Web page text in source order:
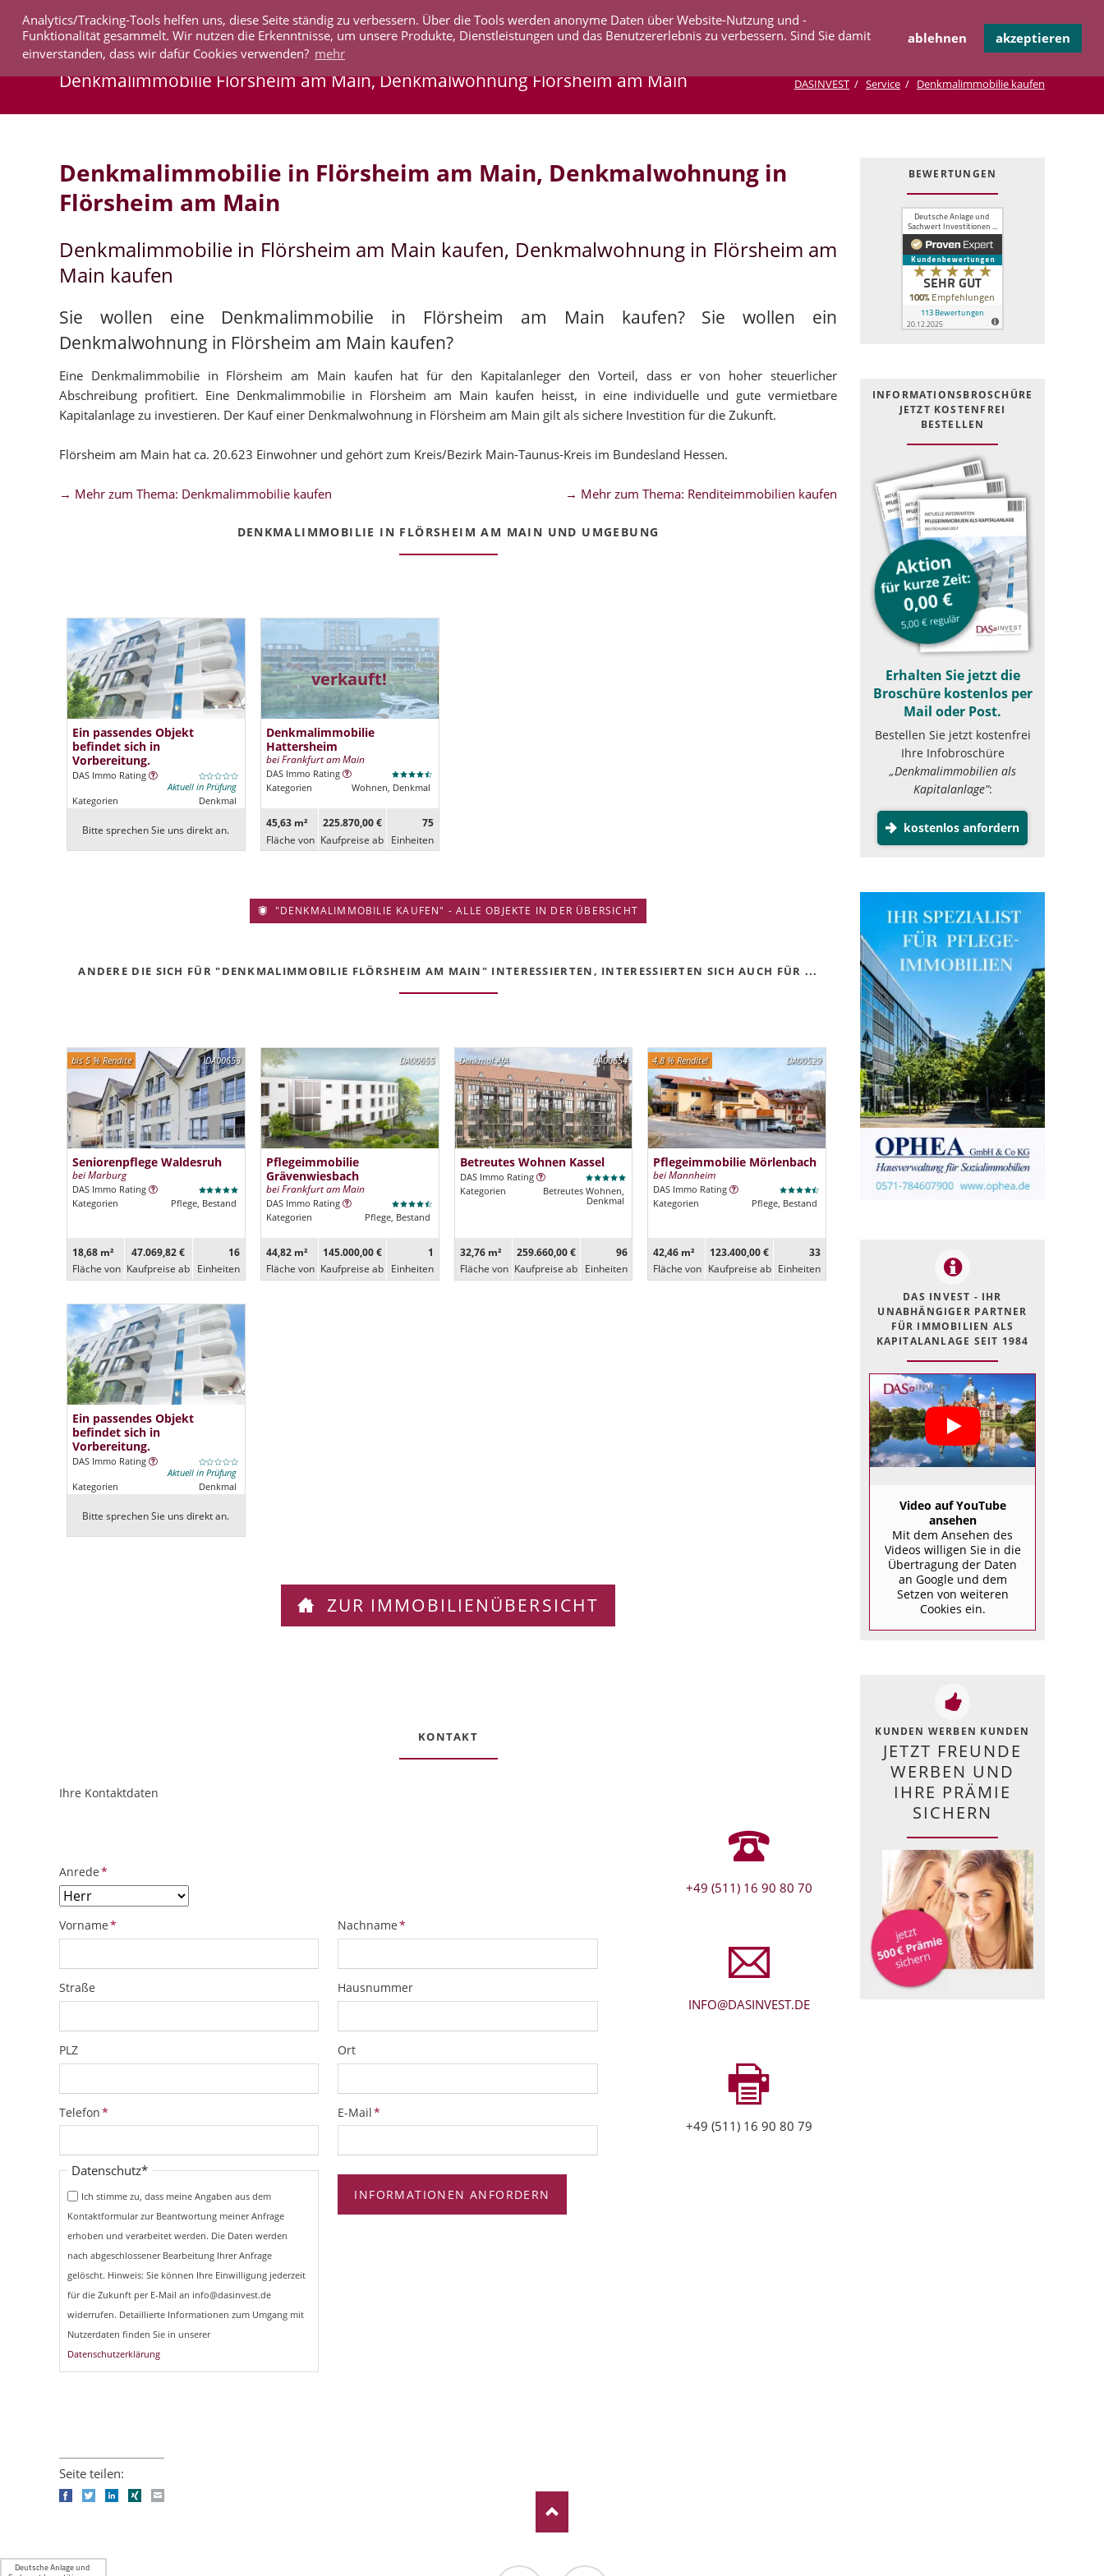
Analytics/Tracking-Tools helfen uns, diese Seite ständig zu verbessern. Über die Tools werden anonyme Daten über Website-Nutzung und -
Funktionalität gesammelt. Wir nutzen die Erkenntnisse, um unsere Produkte, Dienstleistungen und das Benutzererlebnis zu verbessern. Sind Sie damit
einverstanden, dass wir dafür Cookies verwenden? mehr
ablehnen akzeptieren
überspringen
IMMOBILIEN AKTUELLES UNTERNEHMEN SERVICE KOOPERATION KONTAKT
Denkmalimmobilie Flörsheim am Main, Denkmalwohnung Flörsheim am Main DASINVEST Service Denkmalimmobilie kaufen
Denkmalimmobilie in Flörsheim am Main, Denkmalwohnung in
Flörsheim am Main
Denkmalimmobilie in Flörsheim am Main kaufen, Denkmalwohnung in Flörsheim am
Main kaufen
Sie wollen eine Denkmalimmobilie in Flörsheim am Main kaufen? Sie wollen ein
Denkmalwohnung in Flörsheim am Main kaufen?
Eine Denkmalimmobilie in Flörsheim am Main kaufen hat für den Kapitalanleger den Vorteil, dass er von hoher steuerlicher
Abschreibung profitiert. Eine Denkmalimmobilie in Flörsheim am Main kaufen heisst, in eine individuelle und gute vermietbare
Kapitalanlage zu investieren. Der Kauf einer Denkmalwohnung in Flörsheim am Main gilt als sichere Investition für die Zukunft.
Flörsheim am Main hat ca. 20.623 Einwohner und gehört zum Kreis/Bezirk Main-Taunus-Kreis im Bundesland Hessen.
→ Mehr zum Thema: Denkmalimmobilie kaufen → Mehr zum Thema: Renditeimmobilien kaufen
DENKMALIMMOBILIE IN FLÖRSHEIM AM MAIN UND UMGEBUNG
Ein passendes Objekt
befindet sich in
Vorbereitung.
DAS Immo Rating
Aktuell in Prüfung
Kategorien
Denkmal
Bitte sprechen Sie uns direkt an.
verkauft!
Denkmalimmobilie
Hattersheim
bei Frankfurt am Main
DAS Immo Rating
Kategorien
Wohnen, Denkmal
45,63 m²
Fläche von
225.870,00 €
Kaufpreise ab
75
Ein­heiten
"DENKMALIMMOBILIE KAUFEN" - ALLE OBJEKTE IN DER ÜBERSICHT
ANDERE DIE SICH FÜR "DENKMALIMMOBILIE FLÖRSHEIM AM MAIN" INTERESSIERTEN, INTERESSIERTEN SICH AUCH FÜR ...
DA00653
bis 5 % Rendite
Seniorenpflege Waldesruh
bei Marburg
DAS Immo Rating
Kategorien
Pflege, Bestand
18,68 m²
Fläche von
47.069,82 €
Kaufpreise ab
16
Ein­heiten
DA00655
Pflegeimmobilie
Grävenwiesbach
bei Frankfurt am Main
DAS Immo Rating
Kategorien
Pflege, Bestand
44,82 m²
Fläche von
145.000,00 €
Kaufpreise ab
1
Ein­heiten
DA00654
Denkmal-AfA
Betreutes Wohnen Kassel
DAS Immo Rating
Kategorien
Betreutes Wohnen,
Denkmal
32,76 m²
Fläche von
259.660,00 €
Kaufpreise ab
96
Ein­heiten
DA00529
4,8 % Rendite!
Pflegeimmobilie Mörlenbach
bei Mannheim
DAS Immo Rating
Kategorien
Pflege, Bestand
42,46 m²
Fläche von
123.400,00 €
Kaufpreise ab
33
Ein­heiten
Ein passendes Objekt
befindet sich in
Vorbereitung.
DAS Immo Rating
Aktuell in Prüfung
Kategorien
Denkmal
Bitte sprechen Sie uns direkt an.
ZUR IMMOBILIENÜBERSICHT
KONTAKT
ObjektPlatzhalter
URL
Ihre Kontaktdaten
Pflichtfeld
Anrede*
Pflichtfeld
Vorname* Pflichtfeld
Nachname*
Straße Hausnummer
PLZ Ort
Pflichtfeld
Telefon* Pflichtfeld
E-Mail*
Pflichtfeld
Datenschutz*
Ich stimme zu, dass meine Angaben aus dem
Kontaktformular zur Beantwortung meiner Anfrage
erhoben und verarbeitet werden. Die Daten werden
nach abgeschlossener Bearbeitung Ihrer Anfrage
gelöscht. Hinweis: Sie können Ihre Einwilligung jederzeit
für die Zukunft per E-Mail an info@dasinvest.de
widerrufen. Detaillierte Informationen zum Umgang mit
Nutzerdaten finden Sie in unserer
Datenschutzerklärung
INFORMATIONEN ANFORDERN
+49 (511) 16 90 80 70
INFO@DASINVEST.DE
+49 (511) 16 90 80 79
BEWERTUNGEN
INFOR­MATIONS­BROSCHÜRE
JETZT KOSTEN­FREI
BESTELLEN
Erhalten Sie jetzt die
Broschüre kostenlos per
Mail oder Post.
Bestellen Sie jetzt kostenfrei
Ihre Infobroschüre
„Denkmalimmobilien als
Kapitalanlage”:
kostenlos anfordern
DAS INVEST - IHR
UNABHÄNGIGER PARTNER
FÜR IMMOBILIEN ALS
KAPITALANLAGE SEIT 1984
Video auf YouTube
ansehen
Mit dem Ansehen des
Videos willigen Sie in die
Übertragung der Daten
an Google und dem
Setzen von weiteren
Cookies ein.
KUNDEN WERBEN KUNDEN
JETZT FREUNDE
WERBEN UND
IHRE PRÄMIE
SICHERN
Seite teilen:
FacebookTwitterLinkedIn
Xing